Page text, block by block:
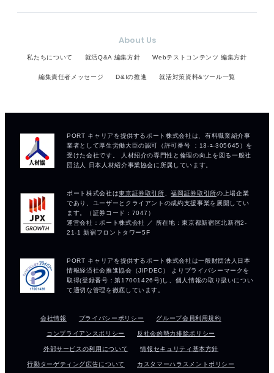
About Us
私たちについて 就活Q&A 編集方針 Webテストコンテンツ 編集方針
編集責任者メッセージ D&Iの推進 就活対策資料&ツール一覧
会社情報 プライバシーポリシー グループ会員利用規約
コンプライアンスポリシー 反社会的勢力排除ポリシー
外部サービスの利用について 情報セキュリティ基本方針
行動ターゲティング広告について カスタマーハラスメントポリシー